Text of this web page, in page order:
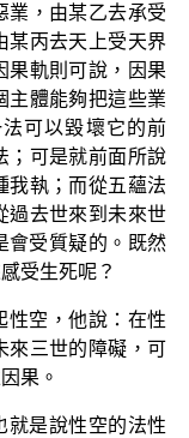
業，由某乙去承受
某丙去天上受天界
果軌則可說，因果
主體能夠把這些業
可以毀壞它的前
；可是就前面所說
我執；而從五蘊法
過去世來到未來世
受質疑的。既然
受生死呢？
性空，他說：在性
來三世的障礙，可
果。
就是說性空的法性